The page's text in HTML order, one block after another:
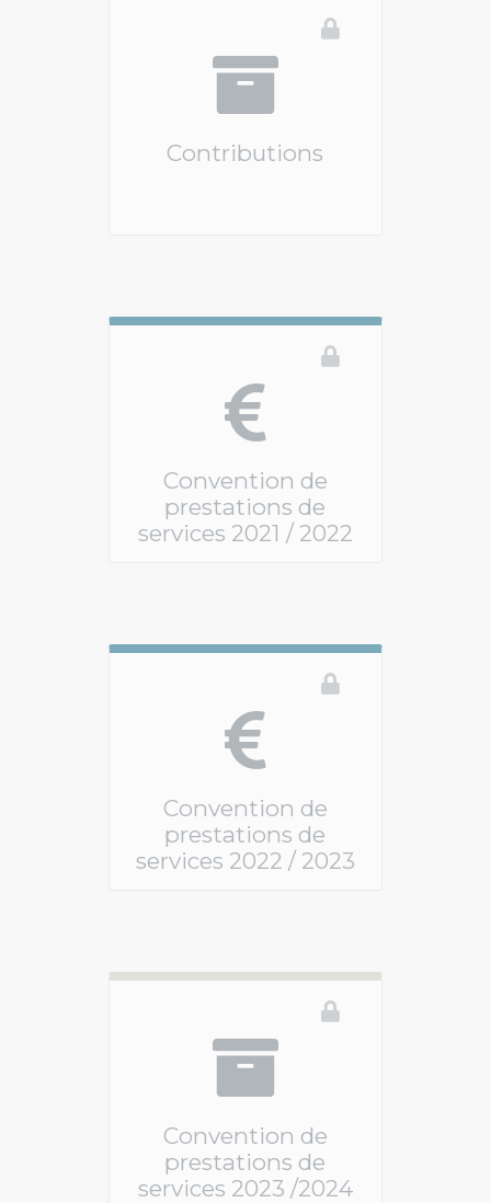
Contributions
Convention de
prestations de
services 2021 / 2022
Convention de
prestations de
services 2022 / 2023
Convention de
prestations de
services 2023 /2024